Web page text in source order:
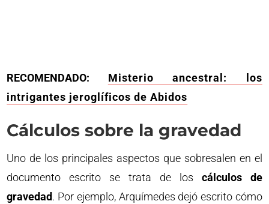
RECOMENDADO: Misterio ancestral: los
intrigantes jeroglíficos de Abidos
Cálculos sobre la gravedad
Uno de los principales aspectos que sobresalen en el
documento escrito se trata de los cálculos de
gravedad. Por ejemplo, Arquímedes dejó escrito cómo